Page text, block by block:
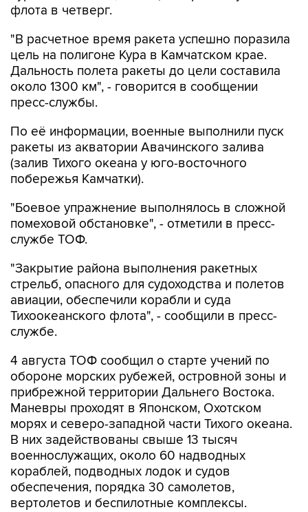
флота в четверг.
"В расчетное время ракета успешно поразила
цель на полигоне Кура в Камчатском крае.
Дальность полета ракеты до цели составила
около 1300 км", - говорится в сообщении
пресс-службы.
По её информации, военные выполнили пуск
ракеты из акватории Авачинского залива
(залив Тихого океана у юго-восточного
побережья Камчатки).
"Боевое упражнение выполнялось в сложной
помеховой обстановке", - отметили в пресс-
службе ТОФ.
"Закрытие района выполнения ракетных
стрельб, опасного для судоходства и полетов
авиации, обеспечили корабли и суда
Тихоокеанского флота", - сообщили в пресс-
службе.
4 августа ТОФ сообщил о старте учений по
обороне морских рубежей, островной зоны и
прибрежной территории Дальнего Востока.
Маневры проходят в Японском, Охотском
морях и северо-западной части Тихого океана.
В них задействованы свыше 13 тысяч
военнослужащих, около 60 надводных
кораблей, подводных лодок и судов
обеспечения, порядка 30 самолетов,
вертолетов и беспилотные комплексы.